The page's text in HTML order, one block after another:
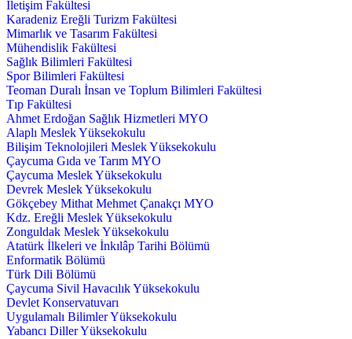
İletişim Fakültesi
Karadeniz Ereğli Turizm Fakültesi
Mimarlık ve Tasarım Fakültesi
Mühendislik Fakültesi
Sağlık Bilimleri Fakültesi
Spor Bilimleri Fakültesi
Teoman Duralı İnsan ve Toplum Bilimleri Fakültesi
Tıp Fakültesi
Ahmet Erdoğan Sağlık Hizmetleri MYO
Alaplı Meslek Yüksekokulu
Bilişim Teknolojileri Meslek Yüksekokulu
Çaycuma Gıda ve Tarım MYO
Çaycuma Meslek Yüksekokulu
Devrek Meslek Yüksekokulu
Gökçebey Mithat Mehmet Çanakçı MYO
Kdz. Ereğli Meslek Yüksekokulu
Zonguldak Meslek Yüksekokulu
Atatürk İlkeleri ve İnkılâp Tarihi Bölümü
Enformatik Bölümü
Türk Dili Bölümü
Çaycuma Sivil Havacılık Yüksekokulu
Devlet Konservatuvarı
Uygulamalı Bilimler Yüksekokulu
Yabancı Diller Yüksekokulu